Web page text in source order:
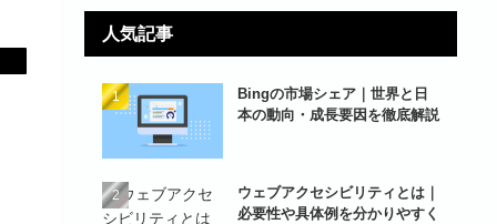
人気記事
Bingの市場シェア｜世界と日
本の動向・成長要因を徹底解説
ウェブアクセシビリティとは｜
必要性や具体例を分かりやすく